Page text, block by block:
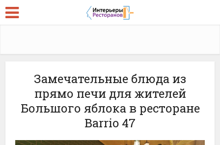
Замечательные блюда из
прямо печи для жителей
Большого яблока в ресторане
Barrio 47